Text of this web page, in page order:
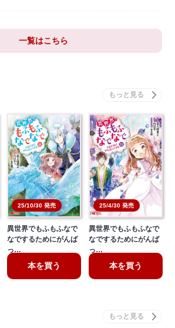
一覧はこちら
25/10/30 発売
異世界でもふもふなで
なでするためにがんば
っ…
本を買う
25/4/30 発売
異世界でもふもふなで
なでするためにがんば
っ…
本を買う